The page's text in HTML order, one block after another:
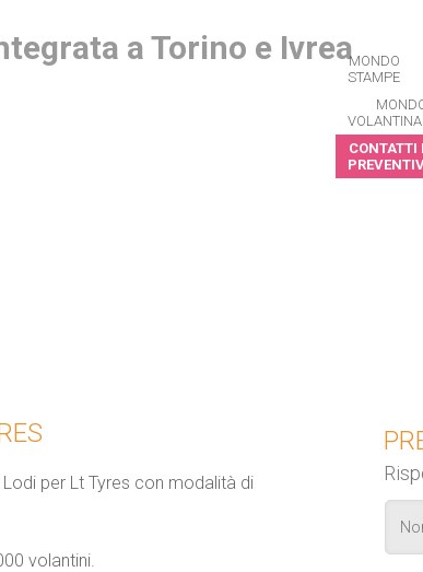
MONDO
STAMPE
CONTATTI
per Lt Tyres con modalità di
volantini.